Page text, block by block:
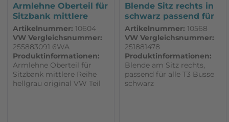
Armlehne Oberteil für
Sitzbank mittlere
Reihe...
Artikelnummer: 10604
VW Vergleichsnummer:
255883091 6WA
Produktinformationen:
Armlehne Oberteil für
Sitzbank mittlere Reihe
hellgrau original VW Teil
Blende Sitz rechts in
schwarz passend für
den...
Artikelnummer: 10568
VW Vergleichsnummer:
251881478
Produktinformationen:
Blende am Sitz rechts,
passend für alle T3 Busse
schwarz